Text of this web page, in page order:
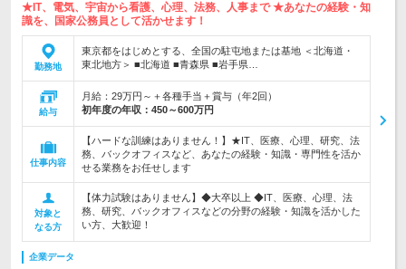
★IT、電気、宇宙から看護、心理、法務、人事まで ★あなたの経験・知
識を、国家公務員として活かせます！
勤務地
東京都をはじめとする、全国の駐屯地または基地 ＜北海道・
東北地方＞ ■北海道 ■青森県 ■岩手県…
給与
月給：29万円～＋各種手当＋賞与（年2回）
初年度の年収： 450～600万円
仕事内容
【ハードな訓練はありません！】★IT、医療、心理、研究、法
務、バックオフィスなど、あなたの経験・知識・専門性を活か
せる業務をお任せします
対象と
なる方
【体力試験はありません】◆大卒以上 ◆IT、医療、心理、法
務、研究、バックオフィスなどの分野の経験・知識を活かした
い方、大歓迎！
企業データ